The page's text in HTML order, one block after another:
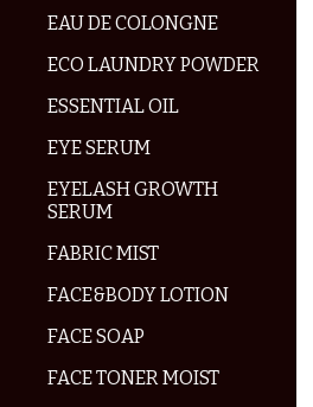
EAU DE COLONGNE
ECO LAUNDRY POWDER
ESSENTIAL OIL
EYE SERUM
EYELASH GROWTH
SERUM
FABRIC MIST
FACE&BODY LOTION
FACE SOAP
FACE TONER MOIST